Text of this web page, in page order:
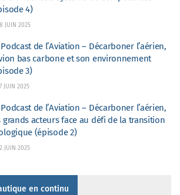
4)
JUIN 2025
Podcast de l’Aviation – Décarboner l’aérien,
bas carbone et son environnement
3)
JUIN 2025
Podcast de l’Aviation – Décarboner l’aérien,
grands acteurs face au défi de la transition
(épisode 2)
JUIN 2025
en continu